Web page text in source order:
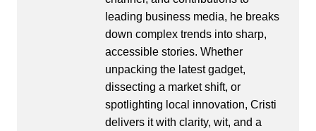
leading business media, he breaks
down complex trends into sharp,
accessible stories. Whether
unpacking the latest gadget,
dissecting a market shift, or
spotlighting local innovation, Cristi
delivers it with clarity, wit, and a